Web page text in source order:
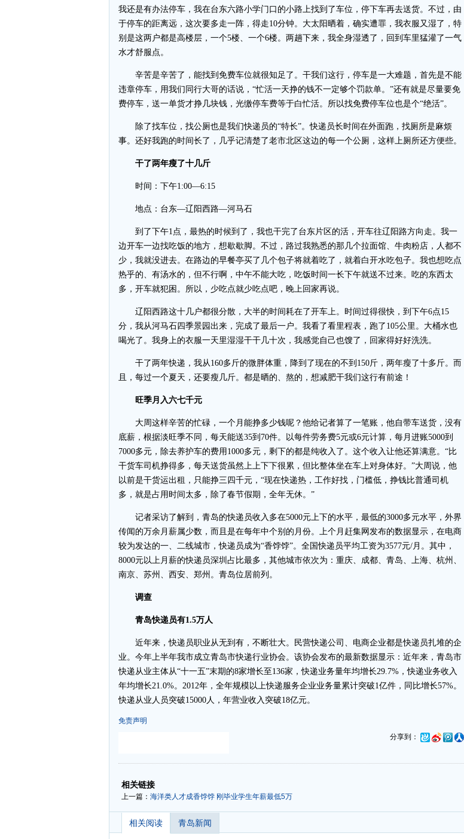
我还是有办法停车，我在台东六路小学门口的小路上找到了车位，停下车再去送货。不过，由
于停车的距离远，这次要多走一阵，得走10分钟。大太阳晒着，确实遭罪，我衣服又湿了，特
别是这两户都是高楼层，一个5楼、一个6楼。两趟下来，我全身湿透了，回到车里猛灌了一气
水才舒服点。
辛苦是辛苦了，能找到免费车位就很知足了。干我们这行，停车是一大难题，首先是不能
违章停车，用我们同行大哥的话说，“忙活一天挣的钱不一定够个罚款单。”还有就是尽量要免
费停车，送一单货才挣几块钱，光缴停车费等于白忙活。所以找免费停车位也是个“绝活”。
除了找车位，找公厕也是我们快递员的“特长”。快递员长时间在外面跑，找厕所是麻烦
事。还好我跑的时间长了，几乎记清楚了老市北区这边的每一个公厕，这样上厕所还方便些。
干了两年瘦了十几斤
时间：下午1:00—6:15
地点：台东—辽阳西路—河马石
到了下午1点，最热的时候到了，我也干完了台东片区的活，开车往辽阳路方向走。我一
边开车一边找吃饭的地方，想歇歇脚。不过，路过我熟悉的那几个拉面馆、牛肉粉店，人都不
少，我就没进去。在路边的早餐亭买了几个包子将就着吃了，就着白开水吃包子。我也想吃点
热乎的、有汤水的，但不行啊，中午不能大吃，吃饭时间一长下午就送不过来。吃的东西太
多，开车就犯困。所以，少吃点就少吃点吧，晚上回家再说。
辽阳西路这十几户都很分散，大半的时间耗在了开车上。时间过得很快，到下午6点15
分，我从河马石四季景园出来，完成了最后一户。我看了看里程表，跑了105公里。大桶水也
喝光了。我身上的衣服一天里湿湿干干几十次，我感觉自己也馊了，回家得好好洗洗。
干了两年快递，我从160多斤的微胖体重，降到了现在的不到150斤，两年瘦了十多斤。而
且，每过一个夏天，还要瘦几斤。都是晒的、熬的，想减肥干我们这行有前途！
旺季月入六七千元
大周这样辛苦的忙碌，一个月能挣多少钱呢？他给记者算了一笔账，他自带车送货，没有
底薪，根据淡旺季不同，每天能送35到70件。以每件劳务费5元或6元计算，每月进账5000到
7000多元，除去养护车的费用1000多元，剩下的都是纯收入了。这个收入让他还算满意。“比
干货车司机挣得多，每天送货虽然上上下下很累，但比整体坐在车上对身体好。”大周说，他
以前是干货运出租，只能挣三四千元，“现在快递热，工作好找，门槛低，挣钱比普通司机
多，就是占用时间太多，除了春节假期，全年无休。”
记者采访了解到，青岛的快递员收入多在5000元上下的水平，最低的3000多元水平，外界
传闻的万余月薪属少数，而且是在每年中个别的月份。上个月赶集网发布的数据显示，在电商
较为发达的一、二线城市，快递员成为“香饽饽”。全国快递员平均工资为3577元/月。其中，
8000元以上月薪的快递员深圳占比最多，其他城市依次为：重庆、成都、青岛、上海、杭州、
南京、苏州、西安、郑州。青岛位居前列。
调查
青岛快递员有1.5万人
近年来，快递员职业从无到有，不断壮大。民营快递公司、电商企业都是快递员扎堆的企
业。今年上半年我市成立青岛市快递行业协会。该协会发布的最新数据显示：近年来，青岛市
快递从业主体从“十一五”末期的8家增长至136家，快递业务量年均增长29.7%，快递业务收入
年均增长21.0%。2012年，全年规模以上快递服务企业业务量累计突破1亿件，同比增长57%。
快递从业人员突破15000人，年营业收入突破18亿元。
免责声明
分享到：
-
相关链接
上一篇： 海洋类人才成香饽饽 刚毕业学生年薪最低5万
相关阅读 青岛新闻